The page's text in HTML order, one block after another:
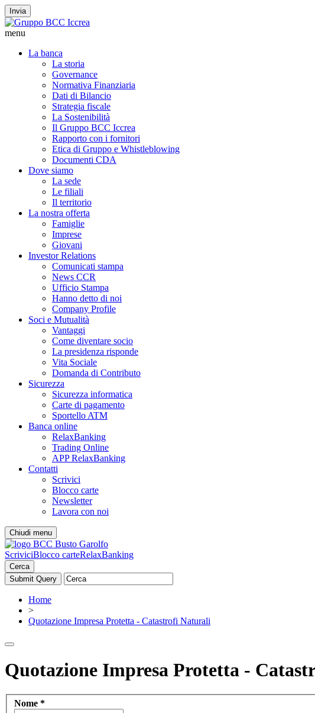
Invia
menu
La banca
La storia
Governance
Normativa Finanziaria
Dati di Bilancio
Strategia fiscale
La Sostenibilità
Il Gruppo BCC Iccrea
Rapporto con i fornitori
Etica di Gruppo e Whistleblowing
Documenti CDA
Dove siamo
La sede
Le filiali
Il territorio
La nostra offerta
Famiglie
Imprese
Giovani
Investor Relations
Comunicati stampa
News CCR
Ufficio Stampa
Hanno detto di noi
Company Profile
Soci e Mutualità
Vantaggi
Come diventare socio
La presidenza risponde
Vita Sociale
Domanda di Contributo
Sicurezza
Sicurezza informatica
Carte di pagamento
Sportello ATM
Banca online
RelaxBanking
Trading Online
APP RelaxBanking
Contatti
Scrivici
Blocco carte
Newsletter
Lavora con noi
Chiudi menu
ScriviciBlocco carteRelaxBanking
Cerca
Home
>
Quotazione Impresa Protetta - Catastrofi Naturali
Quotazione Impresa Protetta -
Nome *